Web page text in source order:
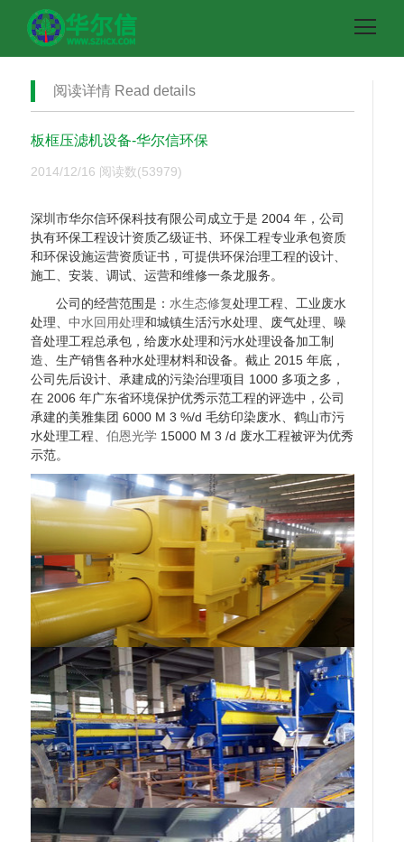
阅读详情 Read details
板框压滤机设备-华尔信环保
2014/12/16 阅读数(53979)
深圳市华尔信环保科技有限公司成立于是 2004 年，公司
执有环保工程设计资质乙级证书、环保工程专业承包资质
和环保设施运营资质证书，可提供环保治理工程的设计、
施工、安装、调试、运营和维修一条龙服务。
公司的经营范围是： 水生态修复处理工程、工业废水
处理、 中水回用处理和城镇生活污水处理、废气处理、噪
音处理工程总承包，给废水处理和污水处理设备加工制
造、生产销售各种水处理材料和设备。截止 2015 年底，
公司先后设计、承建成的污染治理项目 1000 多项之多，
在 2006 年广东省环境保护优秀示范工程的评选中，公司
承建的美雅集团 6000 M 3 %/d 毛纺印染废水、鹤山市污
水处理工程、 伯恩光学15000 M 3 /d 废水工程被评为优秀
示范。